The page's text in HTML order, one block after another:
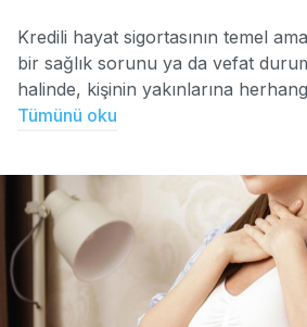
Kredili hayat sigortasının temel
bir sağlık sorunu ya da vefat
halinde, kişinin yakınlarına
Tümünü oku